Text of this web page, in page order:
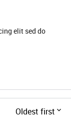
elit sed do
Oldest first